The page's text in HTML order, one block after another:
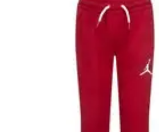
ListiclesJardinería